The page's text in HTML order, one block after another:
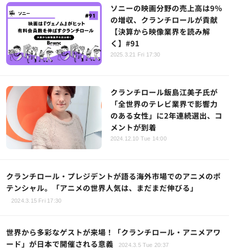
ソニーの映画分野の売上高は9％
の増収、クランチロールが貢献
【決算から映像業界を読み解
く】#91
2025.3.21 Fri 17:30
クランチロール飯島江美子氏が
「全世界のテレビ業界で影響力
のある女性」に2年連続選出、コ
メントが到着
2024.12.10 Tue 14:00
クランチロール・プレジデントが語る海外市場でのアニメのポ
テンシャル。「アニメの世界人気は、まだまだ伸びる」
2024.3.15 Fri 17:30
世界から多彩なゲストが来場！「クランチロール・アニメアワ
ード」が日本で開催される意義
2024.3.5 Tue 20:37